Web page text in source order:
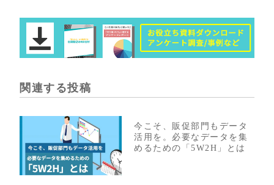
関連する投稿
今こそ、販促部門もデータ
活用を。必要なデータを集
めるための「5W2H」とは